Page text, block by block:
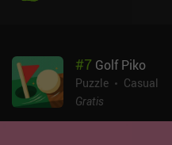
simulamos una escena de
puzles de tres en raya,
de hechizos. Y como tenemos
#7 Golf Piko
Puzzle
Casual
Gratis